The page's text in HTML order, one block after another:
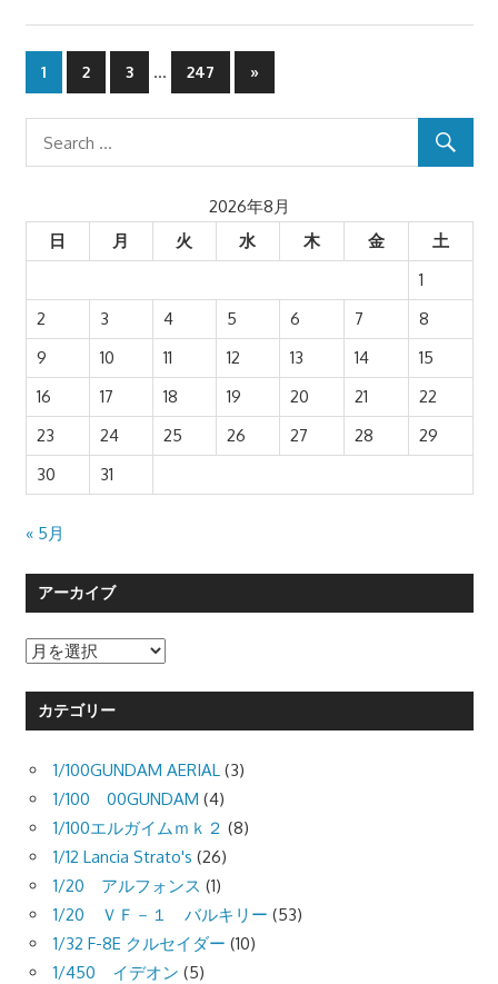
投
稿
ナ
シ
ョ
ン
1 2 3 … 247
Next
Posts
»
2026年8月
日
月 火 水 木 金
土
1
2
3 4 5 6 7
8
9
10 11 12 13 14
15
16
17 18 19 20 21
22
23
24 25 26 27 28
29
30
31
« 5月
アーカイブ
ア
カ
イ
ブ
カテゴリー
1/100GUNDAM AERIAL (3)
1/100 00GUNDAM (4)
1/100エルガイムｍｋ２ (8)
1/12 Lancia Strato's (26)
1/20 アルフォンス (1)
1/20 ＶＦ－１ バルキリー (53)
1/32 F-8E クルセイダー (10)
1/450 イデオン (5)